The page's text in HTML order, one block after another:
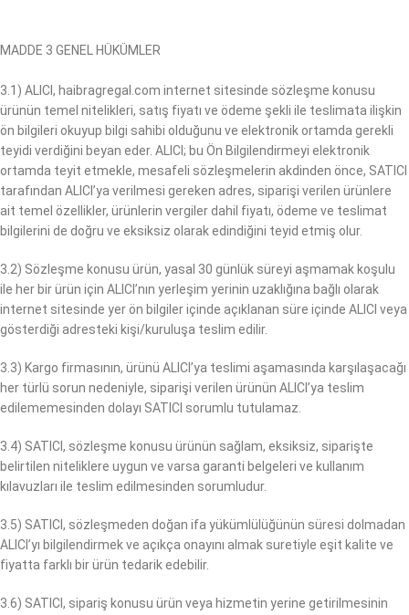
MADDE 3 GENEL HÜKÜMLER
3.1) ALICI, haibragregal.com internet sitesinde sözleşme konusu
ürünün temel nitelikleri, satış fiyatı ve ödeme şekli ile teslimata ilişkin
ön bilgileri okuyup bilgi sahibi olduğunu ve elektronik ortamda gerekli
teyidi verdiğini beyan eder. ALICI; bu Ön Bilgilendirmeyi elektronik
ortamda teyit etmekle, mesafeli sözleşmelerin akdinden önce, SATICI
tarafından ALICI’ya verilmesi gereken adres, siparişi verilen ürünlere
ait temel özellikler, ürünlerin vergiler dahil fiyatı, ödeme ve teslimat
bilgilerini de doğru ve eksiksiz olarak edindiğini teyid etmiş olur.
3.2) Sözleşme konusu ürün, yasal 30 günlük süreyi aşmamak koşulu
ile her bir ürün için ALICI’nın yerleşim yerinin uzaklığına bağlı olarak
internet sitesinde yer ön bilgiler içinde açıklanan süre içinde ALICI veya
gösterdiği adresteki kişi/kuruluşa teslim edilir.
3.3) Kargo firmasının, ürünü ALICI’ya teslimi aşamasında karşılaşacağı
her türlü sorun nedeniyle, siparişi verilen ürünün ALICI’ya teslim
edilememesinden dolayı SATICI sorumlu tutulamaz.
3.4) SATICI, sözleşme konusu ürünün sağlam, eksiksiz, siparişte
belirtilen niteliklere uygun ve varsa garanti belgeleri ve kullanım
kılavuzları ile teslim edilmesinden sorumludur.
3.5) SATICI, sözleşmeden doğan ifa yükümlülüğünün süresi dolmadan
ALICI’yı bilgilendirmek ve açıkça onayını almak suretiyle eşit kalite ve
fiyatta farklı bir ürün tedarik edebilir.
3.6) SATICI, sipariş konusu ürün veya hizmetin yerine getirilmesinin